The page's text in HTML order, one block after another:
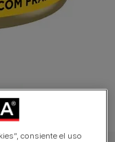
consiente el uso